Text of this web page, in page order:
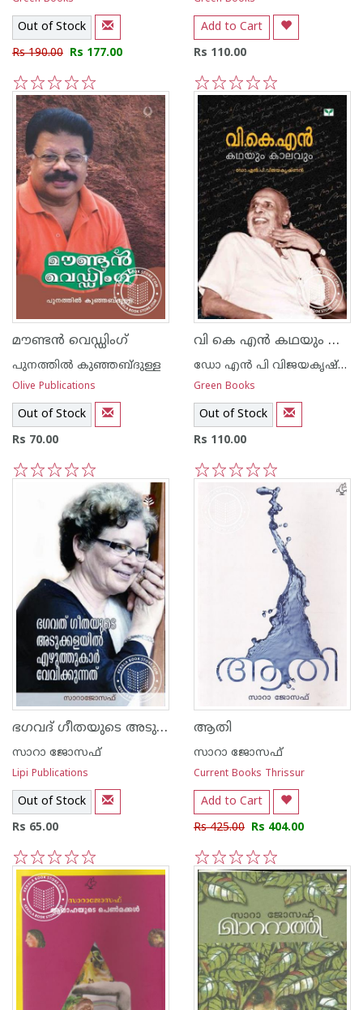
Out of Stock
Rs 190.00 Rs 177.00
5
4
3
2
1
Add to Cart
Rs 110.00
5
4
3
2
1
മൗണ്ടന്‍ വെഡ്ഡിംഗ്
പുനത്തില്‍ കുഞ്ഞബ്ദുള്ള
Olive Publications
Out of Stock
Rs 70.00
വി കെ എ‌ന്‍ കഥയും കാലവും
ഡോ എ‌ന്‍ പി വിജയകൃഷ്ണന്‍
Green Books
Out of Stock
Rs 110.00
5
ഭഗവദ് ഗീതയുടെ അടുക്കളയില്‍ എഴുത്തുകാര്‍ വേവിക്കുന്നത്
സാറാ ജോസഫ്
Lipi Publications
Out of Stock
Rs 65.00
5
4
3
2
1
ആതി
സാറാ ജോസഫ്
Current Books Thrissur
Add to Cart
Rs 425.00 Rs 404.00
5
4
3
2
1